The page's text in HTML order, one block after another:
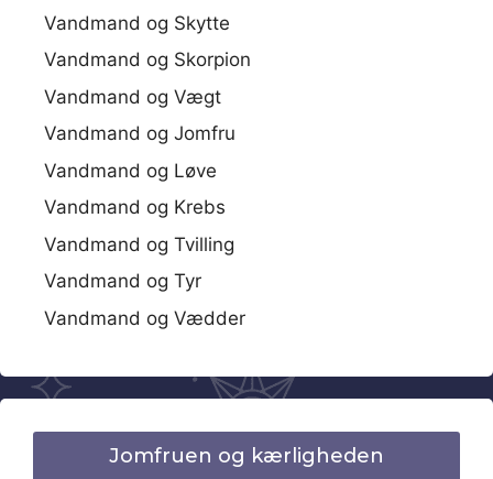
Vandmand og Skytte
Vandmand og Skorpion
Vandmand og Vægt
Vandmand og Jomfru
Vandmand og Løve
Vandmand og Krebs
Vandmand og Tvilling
Vandmand og Tyr
Vandmand og Vædder
Jomfruen og kærligheden